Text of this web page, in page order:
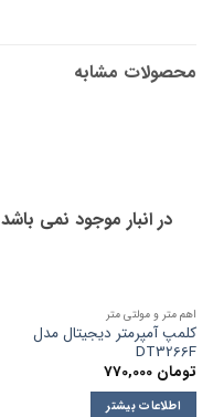
محصولات مشابه
در انبار موجود نمی باشد
اهم متر و مولتی متر
کلمپ آمپرمتر دیجیتال مدل
DT3266F
تومان
اطلاعات بیشتر